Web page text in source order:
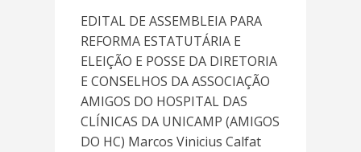
EDITAL DE ASSEMBLEIA PARA
REFORMA ESTATUTÁRIA E
ELEIÇÃO E POSSE DA DIRETORIA
E CONSELHOS DA ASSOCIAÇÃO
AMIGOS DO HOSPITAL DAS
CLÍNICAS DA UNICAMP (AMIGOS
DO HC) Marcos Vinicius Calfat